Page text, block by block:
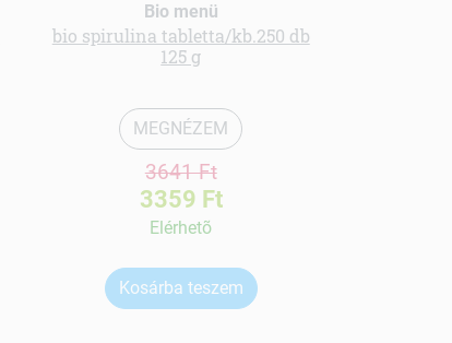
Bio menü
bio spirulina tabletta/kb.250 db
125 g
MEGNÉZEM
3641 Ft
3359 Ft
Elérhetõ
Kosárba teszem